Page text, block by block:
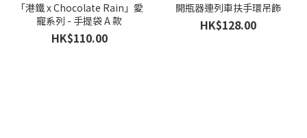
「港鐵 x Chocolate Rain」愛
寵系列 - 手提袋 A 款
HK$110.00
開瓶器連列車扶手環吊飾
HK$128.00